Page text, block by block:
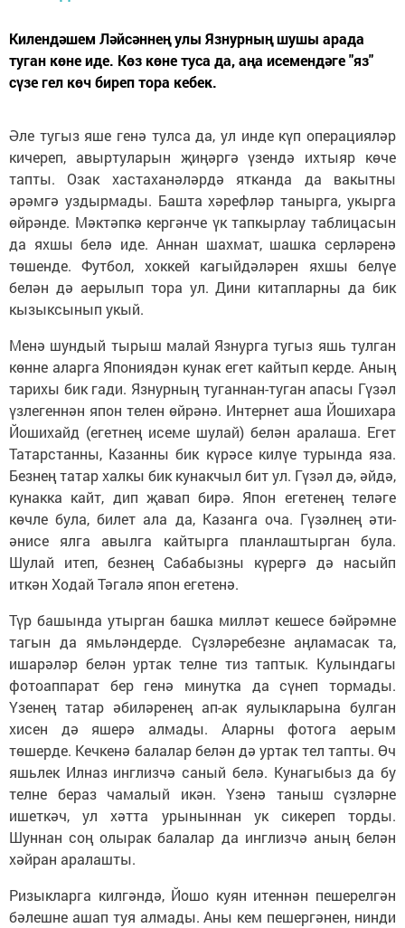
Килендәшем Ләйсәннең улы Язнурның шушы арада
туган көне иде. Көз көне туса да, аңа исемендәге "яз"
сүзе гел көч биреп тора кебек.
Әле тугыз яше генә тулса да, ул инде күп операцияләр
кичереп, авыртуларын җиңәргә үзендә ихтыяр көче
тапты. Озак хастаханәләрдә ятканда да вакытны
әрәмгә уздырмады. Башта хәрефләр танырга, укырга
өйрәнде. Мәктәпкә кергәнче үк тапкырлау таблицасын
да яхшы белә иде. Аннан шахмат, шашка серләренә
төшенде. Футбол, хоккей кагыйдәләрен яхшы белүе
белән дә аерылып тора ул. Дини китапларны да бик
кызыксынып укый.
Менә шундый тырыш малай Язнурга тугыз яшь тулган
көнне аларга Япониядән кунак егет кайтып керде. Аның
тарихы бик гади. Язнурның туганнан-туган апасы Гүзәл
үзлегеннән япон телен өйрәнә. Интернет аша Йошихара
Йошихайд (егетнең исеме шулай) белән аралаша. Егет
Татарстанны, Казанны бик күрәсе килүе турында яза.
Безнең татар халкы бик кунакчыл бит ул. Гүзәл дә, әйдә,
кунакка кайт, дип җавап бирә. Япон егетенең теләге
көчле була, билет ала да, Казанга оча. Гүзәлнең әти-
әнисе ялга авылга кайтырга планлаштырган була.
Шулай итеп, безнең Сабабызны күрергә дә насыйп
иткән Ходай Тәгалә япон егетенә.
Түр башында утырган башка милләт кешесе бәйрәмне
тагын да ямьләндерде. Сүз­лә­­ре­безне аңламасак та,
ишарәләр белән уртак телне тиз таптык. Кулындагы
фотоаппарат бер генә минутка да сүнеп тормады.
Үзенең татар әбиләренең ап-ак яулыкларына булган
хисен дә яшерә алмады. Аларны фотога аерым
төшерде. Кечкенә балалар белән дә уртак тел тапты. Өч
яшьлек Илназ инглизчә саный белә. Кунагыбыз да бу
телне бераз чамалый икән. Үзенә таныш сүзләрне
ишеткәч, ул хәтта урыныннан ук сикереп торды.
Шуннан соң олырак балалар да инглизчә аның белән
хәйран аралашты.
Ризыкларга килгәндә, Йошо куян итеннән пешерелгән
бәлешне ашап туя алмады. Аны кем пешергәнен, нинди